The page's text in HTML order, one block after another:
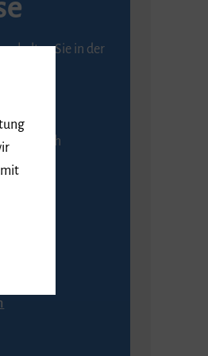
erhalten Sie in der
mit